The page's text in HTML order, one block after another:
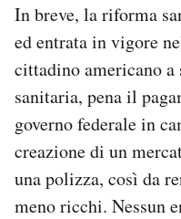
In breve, la riforma
ed entrata in vigore
cittadino americano
sanitaria, pena il
governo federale in
creazione di un
una polizza, così da
meno ricchi. Nessun